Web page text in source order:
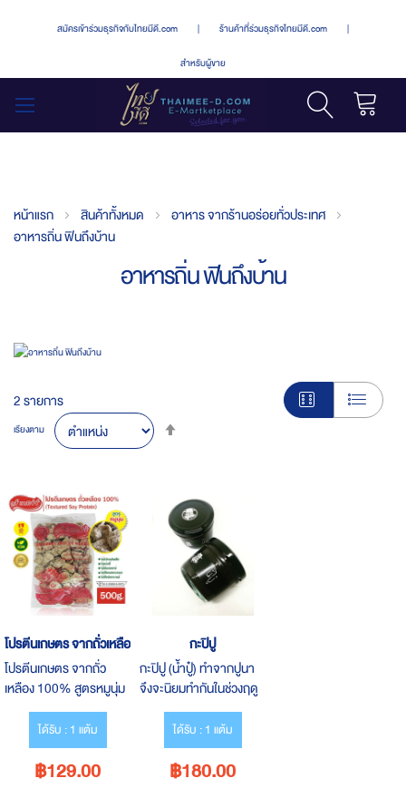
สมัครเข้าร่วมธุรกิจกับไทยมีดี.com | ร้านค้าที่ร่วมธุรกิจไทยมีดี.com |
สำหรับผู้ขาย
หน้าแรก สินค้าทั้งหมด
อาหาร จากร้านอร่อยทั่วประเทศ
อาหารถิ่น ฟินถึงบ้าน
อาหารถิ่น ฟินถึงบ้าน
2รายการ
เรียงตาม
Direction
โปรตีนเกษตร จากถั่วเหลือง 100%
โปรตีนเกษตร จากถั่ว
เหลือง 100% สูตรหมูนุ่ม
(เจ) ตรา Vous Assez
Textured Soy Protein
ขนาด 500 กรัม
ได้รับ : 1 แต้ม
฿129.00
กะปิปู
กะปิปู (น้ำปู๋) ทำจากปูนา
จึงจะนิยมทำกันในช่วงฤดู
ฝน เดือนกรกฎาคม –
กันยายน ตอนที่ดำนา ปัก
กล้าต้นข้าวแล้ว พอต้น
ข้าวแทงยอด ปูจะเริ่มออก
ได้รับ : 1 แต้ม
฿180.00